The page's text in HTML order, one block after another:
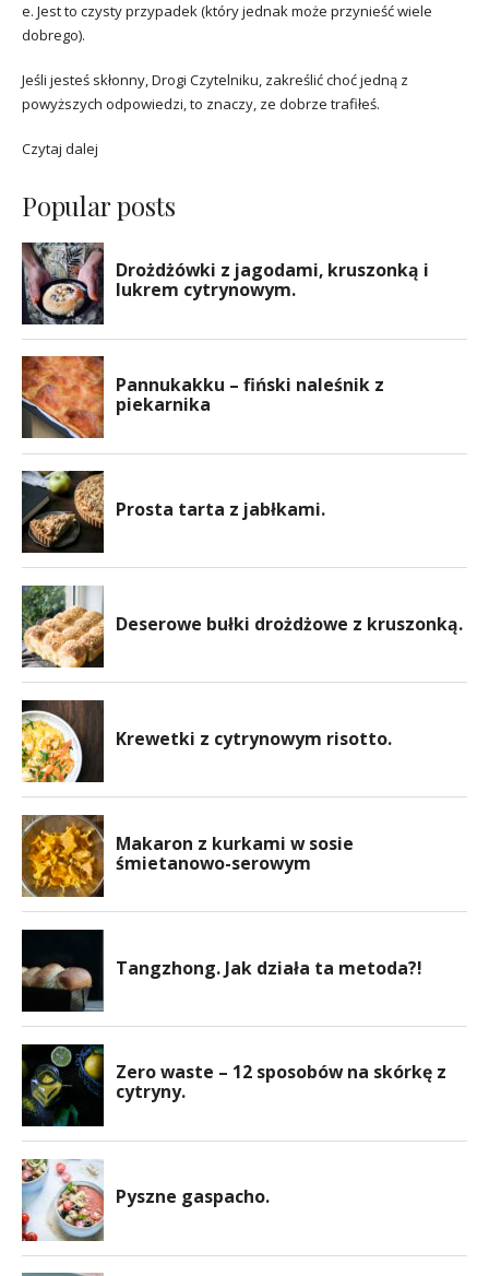
e. Jest to czysty przypadek (który jednak może przynieść wiele
dobrego).
Jeśli jesteś skłonny, Drogi Czytelniku, zakreślić choć jedną z
powyższych odpowiedzi, to znaczy, ze dobrze trafiłeś.
Czytaj dalej
Popular posts